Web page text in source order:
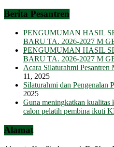
Berita Pesantren
PENGUMUMAN HASIL
BARU TA. 2026-2027 M
PENGUMUMAN HASIL
BARU TA. 2026-2027 M
Acara Silaturahmi Pesantren
11, 2025
Silaturahmi dan Pengenalan
2025
Guna meningkatkan kualitas
calon pelatih pembina ikuti
Alamat